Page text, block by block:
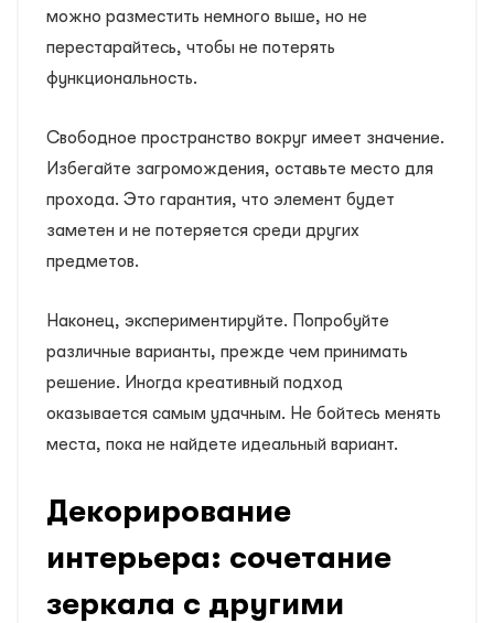
можно разместить немного выше, но не
перестарайтесь, чтобы не потерять
функциональность.
Свободное пространство вокруг имеет значение.
Избегайте загромождения, оставьте место для
прохода. Это гарантия, что элемент будет
заметен и не потеряется среди других
предметов.
Наконец, экспериментируйте. Попробуйте
различные варианты, прежде чем принимать
решение. Иногда креативный подход
оказывается самым удачным. Не бойтесь менять
места, пока не найдете идеальный вариант.
Декорирование
интерьера: сочетание
зеркала с другими